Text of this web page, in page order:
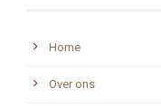
Home
Over ons